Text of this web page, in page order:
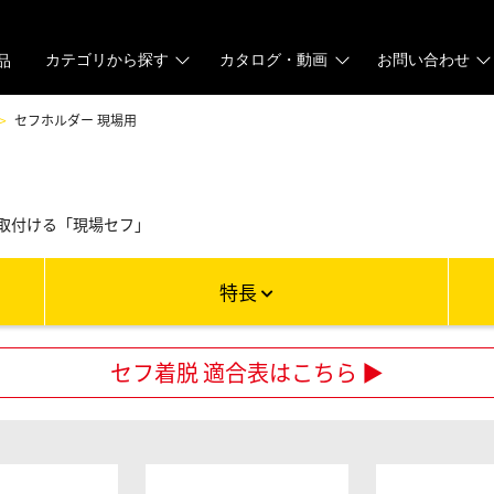
カテゴリから探す カタログ・動画 お問い合わせ
セフホルダー 現場用
ける「現場セフ」
特長
セフ着脱 適合表はこちら ▶︎